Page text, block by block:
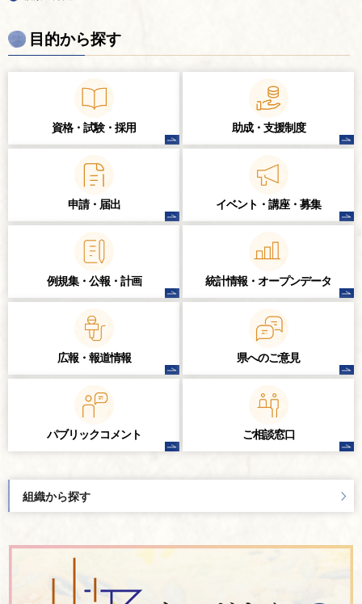
目的から探す
資格・試験・ 採用 助成・支援制度
申請・届出 イベント・講座・ 募集
例規集・公報・計画 統計情報・ オープンデータ
広報・報道情報 県へのご意見
パブリックコメント ご相談窓口
組織から探す